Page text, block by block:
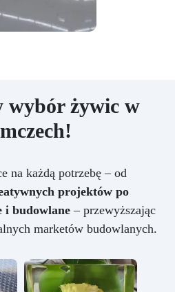
wybór żywic w
na każdą potrzebę – od
projektów po
i budowlane– przewyższając
marketów budowlanych.